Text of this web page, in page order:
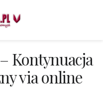
Kontynuacja
via online